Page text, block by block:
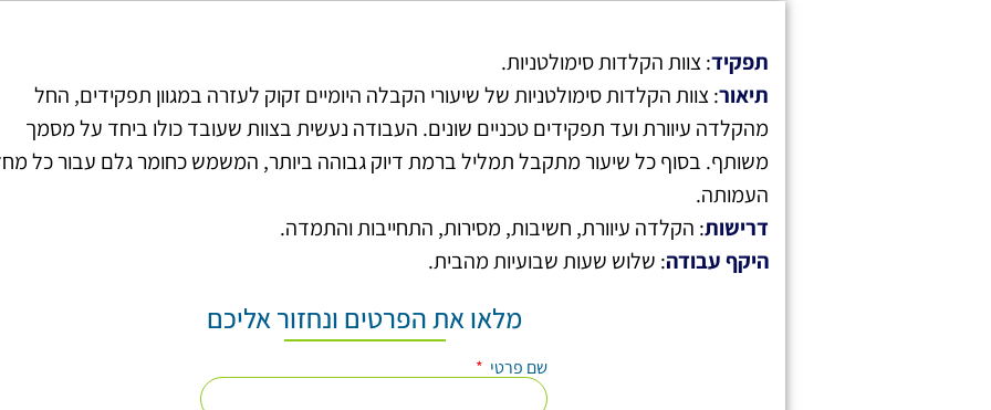
תפקיד: צוות הקלדות סימולטניות.
תיאור: צוות הקלדות סימולטניות של שיעורי הקבלה היומיים זקוק לעזרה במגוון תפקידים, החל
מהקלדה עיוורת ועד תפקידים טכניים שונים. העבודה נעשית בצוות שעובד כולו ביחד על מסמך
משותף. בסוף כל שיעור מתקבל תמליל ברמת דיוק גבוהה ביותר, המשמש כחומר גלם עבור כל
העמותה.
דרישות: הקלדה עיוורת, חשיבות, מסירות, התחייבות והתמדה.
היקף עבודה: שלוש שעות שבועיות מהבית.
מלאו את הפרטים ונחזור אליכם
שם פרטי